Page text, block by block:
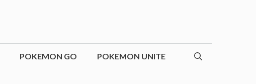
POKEMON GO POKEMON UNITE